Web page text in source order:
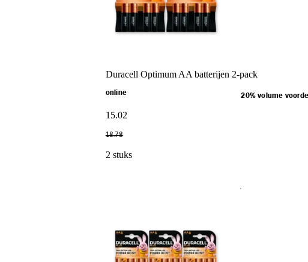
Duracell Optimum AA batterijen 2-pack
online 20% volume
15.02
18.78
2 stuks